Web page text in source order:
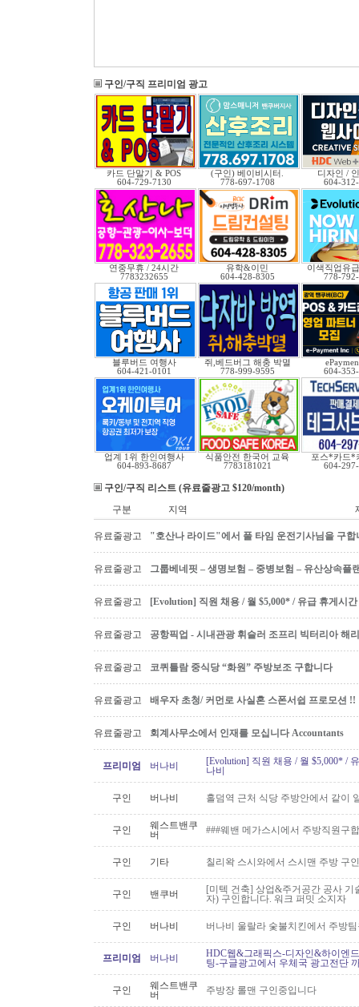
구인/구직 프리미엄 광고
카드 단말기 & POS
604-729-7130
(구인) 베이비시터.
778-697-1708
디자인 /
604-
연중무휴 / 24시간
7783232655
유학&이민
604-428-8305
이색직업유
778-
블루버드 여행사
604-421-0101
쥐,베드버그 해충 박멸
778-999-9595
604-
업계 1위 한인여행사
604-893-8687
식품안전 한국어 교육
7783181021
포스*카드*
604-
구인/구직 리스트 (유료줄광고 $120/month)
구분
지역
유료줄광고 "호산나 라이드"에서 풀 타임 운전기사님을 구합
유료줄광고 그룹베네핏 – 생명보험 – 중병보험 – 유산상속플
유료줄광고 [Evolution] 직원 채용 / 월 $5,000* / 유급 휴게시
유료줄광고 공항픽업 - 시내관광 휘슬러 조프리 빅터리아 해
유료줄광고 코퀴틀람 중식당 “화원” 주방보조 구합니다
유료줄광고 배우자 초청/ 커먼로 사실혼 스폰서쉽 프로모션 !!
유료줄광고 회계사무소에서 인재를 모십니다 Accountants
프리미엄 버나비
[Evolution] 직원 채용 / 월 $5,000* /
나비
구인 버나비 홀덤역 근처 식당 주방안에서 같이
구인
웨스트밴쿠
버
###웨밴 메가스시에서 주방직원구
구인 기타 칠리왁 스시와에서 스시맨 주방 구
구인 밴쿠버
[미텍 건축] 상업&주거공간 공사
자) 구인합니다. 워크 퍼밋 소지자
구인 버나비 버나비 울랄라 숯불치킨에서 주방
프리미엄 버나비
HDC웹&그래픽스-디자인&하이엔
팅-구글광고에서 우체국 광고전단
구인
웨스트밴쿠
버
주방장 롤맨 구인중입니다